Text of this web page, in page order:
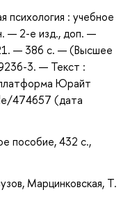
: учебное
— 2-е изд., доп. —
— 386 с. — (Высшее
3. — Текст :
Юрайт
474657 (дата
пособие, 432 с.,
Марцинковская, Т.